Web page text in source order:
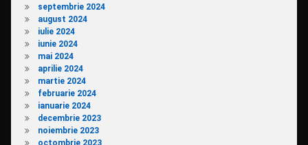
septembrie 2024
august 2024
iulie 2024
iunie 2024
mai 2024
aprilie 2024
martie 2024
februarie 2024
ianuarie 2024
decembrie 2023
noiembrie 2023
octombrie 2023